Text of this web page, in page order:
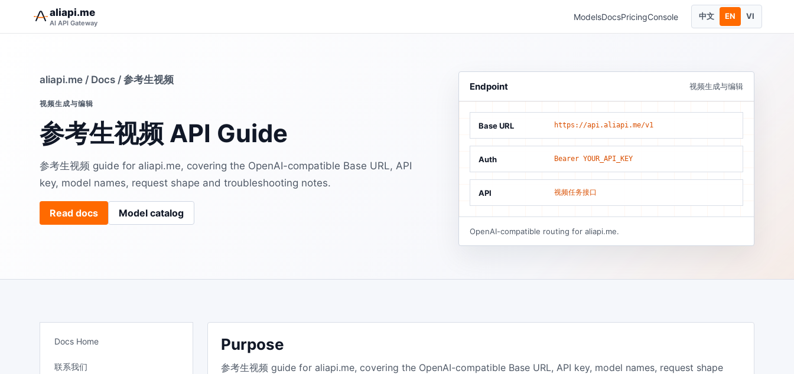
aliapi.me
AI API Gateway
ModelsDocsPricingConsole 中文 EN VI
aliapi.me / Docs / 参考生视频
视频生成与编辑
参考生视频 API Guide
参考生视频 guide for aliapi.me, covering the OpenAI-compatible Base URL, API
key, model names, request shape and troubleshooting notes.
Read docs Model catalog
Endpoint 视频生成与编辑
Base URL https://api.aliapi.me/v1
Auth Bearer YOUR_API_KEY
API 视频任务接口
OpenAI-compatible routing for aliapi.me.
Docs Home
联系我们
Purpose
参考生视频 guide for aliapi.me, covering the OpenAI-compatible Base URL, API key, model names, request shape